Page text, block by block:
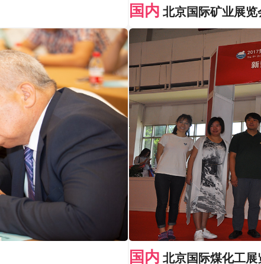
国内 北京国际矿业展
国内 北京国际煤化工展